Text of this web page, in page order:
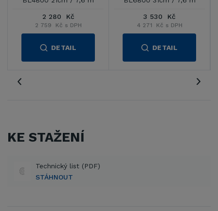
3 530 Kč
4 271 Kč s DPH
DETAIL
4 069 Kč
4 923 Kč s DPH
DETAIL
KE STAŽENÍ
Technický list (PDF)
STÁHNOUT